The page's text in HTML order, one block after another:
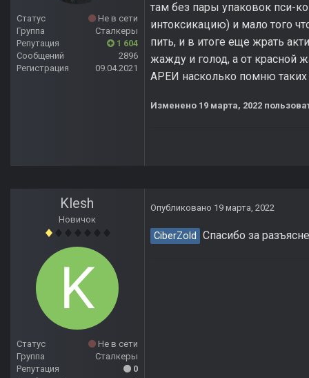
Статус
Не в сети
Группа
Сталкеры
Репутация
1 604
Сообщений
2896
Регистрация
09.04.2021
там без пары упаковок пси-
интоксикацию) и мало того
пить, и в итоге еще жрать
жажду и голод, а от красной
АРЕИ насколько помню
Изменено 19 марта, 2022
Klesh
Новичок
Статус
Не в сети
Группа
Сталкеры
Репутация
0
Опубликовано 19 марта, 2022
CiberZold Спасибо за